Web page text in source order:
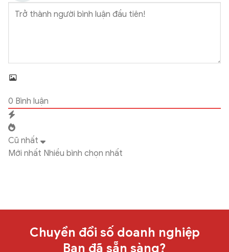
0 Bình luận
Cũ nhất
Mới nhất Nhiều bình chọn nhất
Chuyển đổi số doanh nghiệp
Bạn đã sẵn sàng?